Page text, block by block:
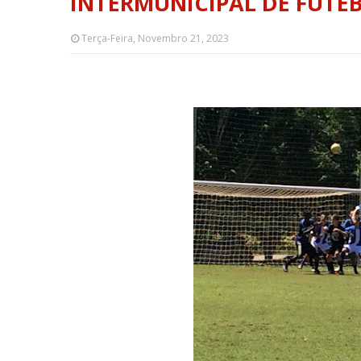
Terça-Feira, Novembro 21, 2023